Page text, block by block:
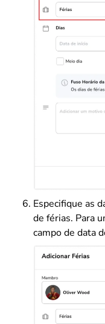
Especifique as
de férias. Para
campo de data